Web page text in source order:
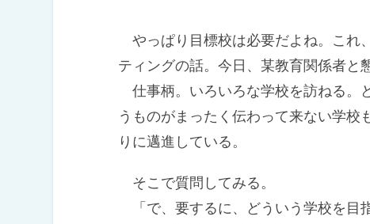
やっぱり目標校は必要だよね。これ
ティングの話。今日、某教育関係者と
仕事柄。いろいろな学校を訪ねる。
うものがまったく伝わって来ない学校
りに邁進している。
そこで質問してみる。
「で、要するに、どういう学校を目